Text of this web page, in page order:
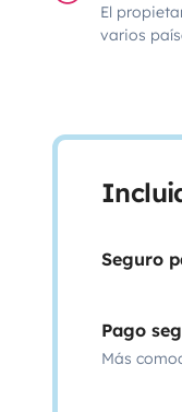
El
varios
Seguro
Pago
Más